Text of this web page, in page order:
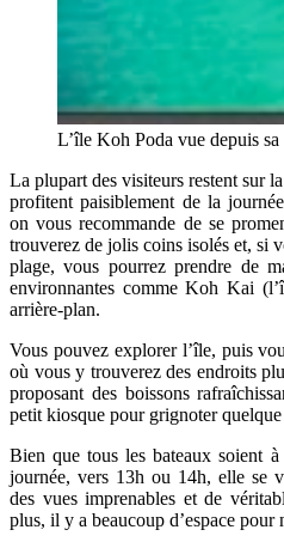
L’île Koh Poda vue depuis
La plupart des visiteurs restent sur
profitent paisiblement de la
on vous recommande de se
trouverez de jolis coins isolés et, si
plage, vous pourrez prendre de
environnantes comme Koh Kai
arrière-plan.
Vous pouvez explorer l’île, puis
où vous y trouverez des endroits
proposant des boissons
petit kiosque pour grignoter quelque
Bien que tous les bateaux soient
journée, vers 13h ou 14h, elle se
des vues imprenables et de
plus, il y a beaucoup d’espace